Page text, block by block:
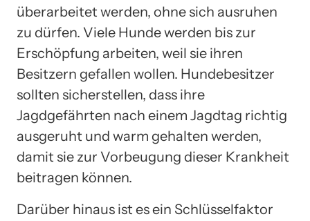
überarbeitet werden, ohne sich ausruhen
zu dürfen. Viele Hunde werden bis zur
Erschöpfung arbeiten, weil sie ihren
Besitzern gefallen wollen. Hundebesitzer
sollten sicherstellen, dass ihre
Jagdgefährten nach einem Jagdtag richtig
ausgeruht und warm gehalten werden,
damit sie zur Vorbeugung dieser Krankheit
beitragen können.
Darüber hinaus ist es ein Schlüsselfaktor